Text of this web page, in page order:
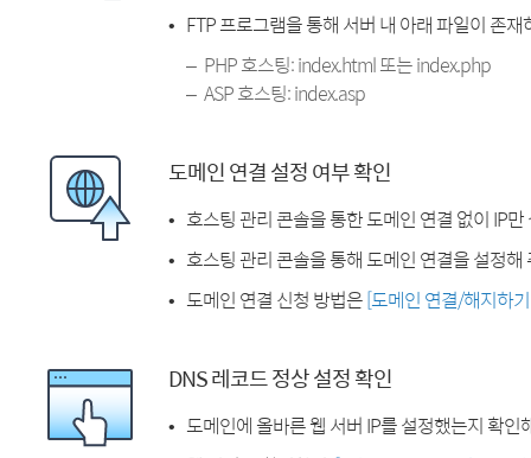
FTP 프로그램을 통해 서버 내 아래 파일이 존
PHP 호스팅: index.html 또는 index.php
ASP 호스팅: index.asp
도메인 연결 설정 여부 확인
호스팅 관리 콘솔을 통한 도메인 연결 없이 IP
호스팅 관리 콘솔을 통해 도메인 연결을 설정해
도메인 연결 신청 방법은[도메인 연결/해지하
DNS 레코드 정상 설정 확인
도메인에 올바른 웹 서버 IP를 설정했는지 확인